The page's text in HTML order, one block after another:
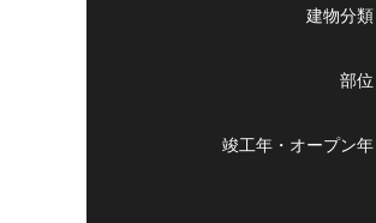
建物分類
部位
竣工年・ オープン年